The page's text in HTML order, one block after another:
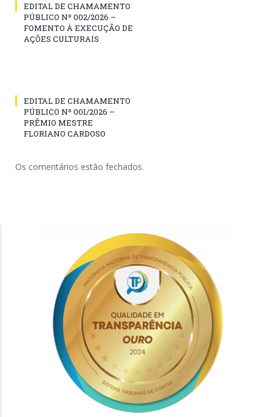
EDITAL DE CHAMAMENTO
PÚBLICO Nº 002/2026 –
FOMENTO À EXECUÇÃO DE
AÇÕES CULTURAIS
EDITAL DE CHAMAMENTO
PÚBLICO Nº 001/2026 –
PRÊMIO MESTRE
FLORIANO CARDOSO
Os comentários estão fechados.